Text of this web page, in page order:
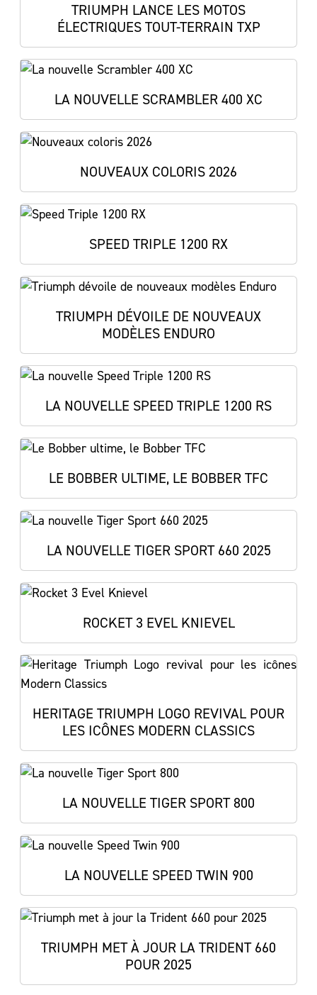
TRIUMPH LANCE LES MOTOS
ÉLECTRIQUES TOUT-TERRAIN TXP
LA NOUVELLE SCRAMBLER 400 XC
NOUVEAUX COLORIS 2026
SPEED TRIPLE 1200 RX
TRIUMPH DÉVOILE DE NOUVEAUX
MODÈLES ENDURO
LA NOUVELLE SPEED TRIPLE 1200 RS
LE BOBBER ULTIME, LE BOBBER TFC
LA NOUVELLE TIGER SPORT 660 2025
ROCKET 3 EVEL KNIEVEL
HERITAGE TRIUMPH LOGO REVIVAL POUR
LES ICÔNES MODERN CLASSICS
LA NOUVELLE TIGER SPORT 800
LA NOUVELLE SPEED TWIN 900
TRIUMPH MET À JOUR LA TRIDENT 660
POUR 2025